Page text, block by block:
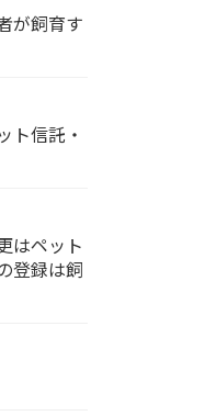
が飼育す
ト信託・
はペット
登録は飼